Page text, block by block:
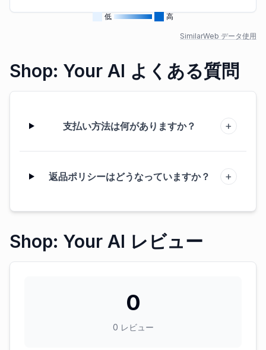
低 高
SimilarWeb データ使用
Shop: Your AI よくある質問
支払い方法は何がありますか？ +
返品ポリシーはどうなっていますか？ +
Shop: Your AI レビュー
0
0 レビュー